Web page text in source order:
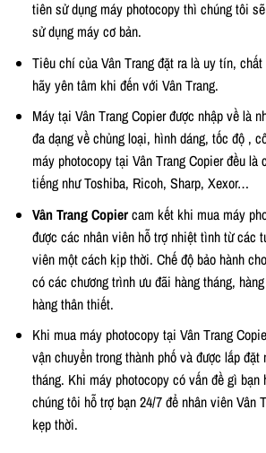
tiên sử dụng máy photocopy thì chúng tôi
sử dụng máy cơ bản.
Tiêu chí của Vân Trang đặt ra là uy tín,
hãy yên tâm khi đến với Vân Trang.
Máy tại Vân Trang Copier được nhập về là
đa dạng về chủng loại, hình dáng, tốc độ ,
máy photocopy tại Vân Trang Copier đều là
tiếng như Toshiba, Ricoh, Sharp, Xexor…
Vân Trang Copiercam kết khi mua máy
được các nhân viên hỗ trợ nhiệt tình từ các
viên một cách kịp thời. Chế độ bảo hành
có các chương trình ưu đãi hàng tháng,
hàng thân thiết.
Khi mua máy photocopy tại Vân Trang
vận chuyển trong thành phố và được lắp
tháng. Khi máy photocopy có vấn đề gì bạn
chúng tôi hỗ trợ bạn 24/7 để nhân viên Vân
kẹp thời.